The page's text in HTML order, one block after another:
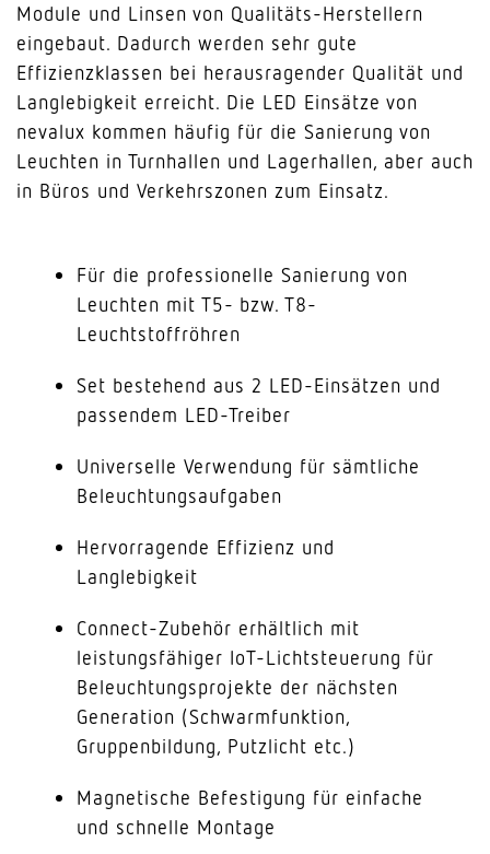
Module und Linsen von Qualitäts-Herstellern
eingebaut. Dadurch werden sehr gute
Effizienzklassen bei herausragender Qualität und
Langlebigkeit erreicht. Die LED Einsätze von
nevalux kommen häufig für die Sanierung von
Leuchten in Turnhallen und Lagerhallen, aber auch
in Büros und Verkehrszonen zum Einsatz.
Für die professionelle Sanierung von
Leuchten mit T5- bzw. T8-
Leuchtstoffröhren
Set bestehend aus 2 LED-Einsätzen und
passendem LED-Treiber
Universelle Verwendung für sämtliche
Beleuchtungsaufgaben
Hervorragende Effizienz und
Langlebigkeit
Connect-Zubehör erhältlich mit
leistungsfähiger IoT-Lichtsteuerung für
Beleuchtungsprojekte der nächsten
Generation (Schwarmfunktion,
Gruppenbildung, Putzlicht etc.)
Magnetische Befestigung für einfache
und schnelle Montage